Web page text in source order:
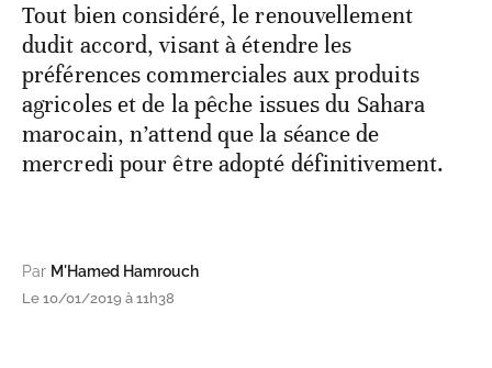
Tout bien considéré, le renouvellement
dudit accord, visant à étendre les
préférences commerciales aux produits
agricoles et de la pêche issues du Sahara
marocain, n’attend que la séance de
mercredi pour être adopté définitivement.
Par M'Hamed Hamrouch
Le 10/01/2019 à 11h38